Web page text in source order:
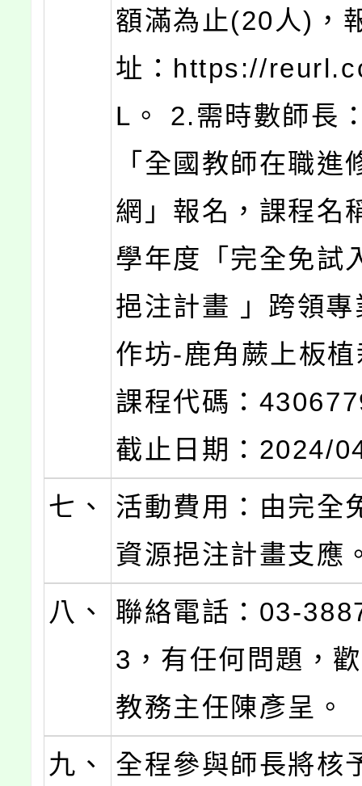
額滿為止(20人)，
址：https://
L。 2.需時數師長
「全國教師在職進
網」報名，課程名
學年度「完全免試
挹注計畫 」跨領
作坊-鹿角蕨上板
課程代碼：
截止日期：2024/
七、
活動費用：由完全
資源挹注計畫支應
八、
聯絡電話：03-
3，有任何問題，
教務主任陳彥呈。
九、
全程參與師長將核